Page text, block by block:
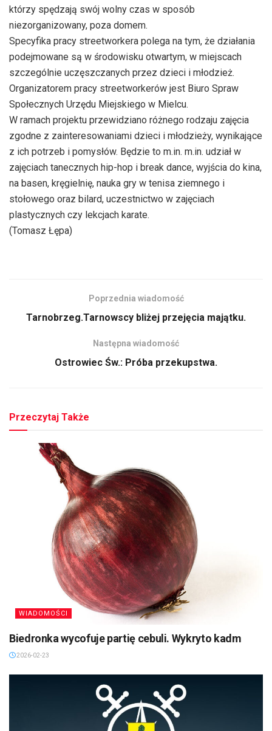
którzy spędzają swój wolny czas w sposób
niezorganizowany, poza domem.
Specyfika pracy streetworkera polega na tym, że działania
podejmowane są w środowisku otwartym, w miejscach
szczególnie uczęszczanych przez dzieci i młodzież.
Organizatorem pracy streetworkerów jest Biuro Spraw
Społecznych Urzędu Miejskiego w Mielcu.
W ramach projektu przewidziano różnego rodzaju zajęcia
zgodne z zainteresowaniami dzieci i młodzieży, wynikające
z ich potrzeb i pomysłów. Będzie to m.in. m.in. udział w
zajęciach tanecznych hip-hop i break dance, wyjścia do kina,
na basen, kręgielnię, nauka gry w tenisa ziemnego i
stołowego oraz bilard, uczestnictwo w zajęciach
plastycznych czy lekcjach karate.
(Tomasz Łępa)
Poprzednia wiadomość
Tarnobrzeg.Tarnowscy bliżej przejęcia majątku.
Następna wiadomość
Ostrowiec Św.: Próba przekupstwa.
Przeczytaj Także
WIADOMOŚCI
Biedronka wycofuje partię cebuli. Wykryto kadm
2026-02-23